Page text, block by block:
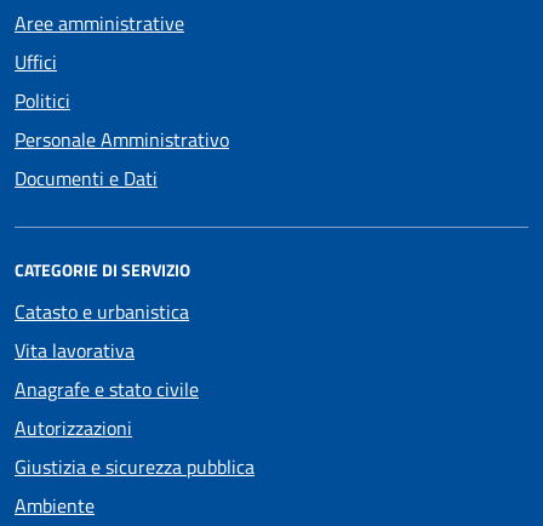
Aree amministrative
Uffici
Politici
Personale Amministrativo
Documenti e Dati
CATEGORIE DI SERVIZIO
Catasto e urbanistica
Vita lavorativa
Anagrafe e stato civile
Autorizzazioni
Giustizia e sicurezza pubblica
Ambiente